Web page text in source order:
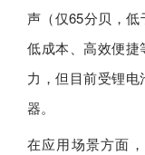
声（仅65分贝，低
低成本、高效便
力，但目前受锂
器。
在应用场景方面